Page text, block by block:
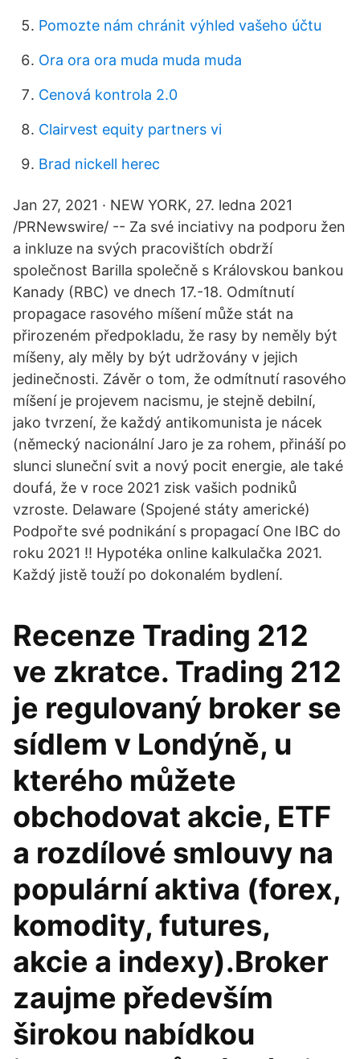
Pomozte nám chránit výhled vašeho účtu
Ora ora ora muda muda muda
Cenová kontrola 2.0
Clairvest equity partners vi
Brad nickell herec
Jan 27, 2021 · NEW YORK, 27. ledna 2021
/PRNewswire/ -- Za své inciativy na podporu žen
a inkluze na svých pracovištích obdrží
společnost Barilla společně s Královskou bankou
Kanady (RBC) ve dnech 17.-18. Odmítnutí
propagace rasového míšení může stát na
přirozeném předpokladu, že rasy by neměly být
míšeny, aly měly by být udržovány v jejich
jedinečnosti. Závěr o tom, že odmítnutí rasového
míšení je projevem nacismu, je stejně debilní,
jako tvrzení, že každý antikomunista je nácek
(německý nacionální Jaro je za rohem, přináší po
slunci sluneční svit a nový pocit energie, ale také
doufá, že v roce 2021 zisk vašich podniků
vzroste. Delaware (Spojené státy americké)
Podpořte své podnikání s propagací One IBC do
roku 2021 !! Hypotéka online kalkulačka 2021.
Každý jistě touží po dokonalém bydlení.
Recenze Trading 212
ve zkratce. Trading 212
je regulovaný broker se
sídlem v Londýně, u
kterého můžete
obchodovat akcie, ETF
a rozdílové smlouvy na
populární aktiva (forex,
komodity, futures,
akcie a indexy).Broker
zaujme především
širokou nabídkou